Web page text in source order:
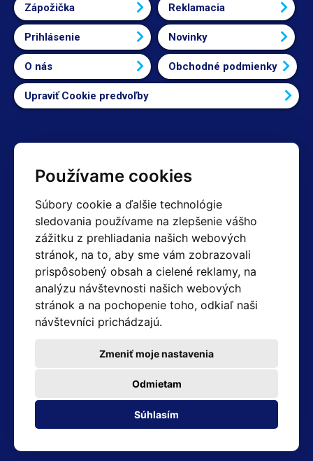
Používame cookies
Súbory cookie a ďalšie technológie
sledovania používame na zlepšenie vášho
zážitku z prehliadania našich webových
stránok, na to, aby sme vám zobrazovali
prispôsobený obsah a cielené reklamy, na
analýzu návštevnosti našich webových
stránok a na pochopenie toho, odkiaľ naši
návštevníci prichádzajú.
Súhlasím
Odmietam
Zmeniť moje nastavenia
Zápožička Reklamacia
Prihlásenie Novinky
O nás Obchodné podmienky
Upraviť Cookie predvoľby
Kontakty
+420 603 357 606 +420 605 234 204
info@hotair.cz
Fakturačné a expedičné oddelenie
+420 605 259 759 (Po–Pia: 7:30 – 15:00)
Technické oddelenie
+420 603 355 085 (Po–Pia: 8:00 – 16:00)
servis@hotair.cz
Výdaj tovaru (Ostrava): Po-Pia: 8:00 - 16:00
Platba len v hotovosti
Adresa predajne